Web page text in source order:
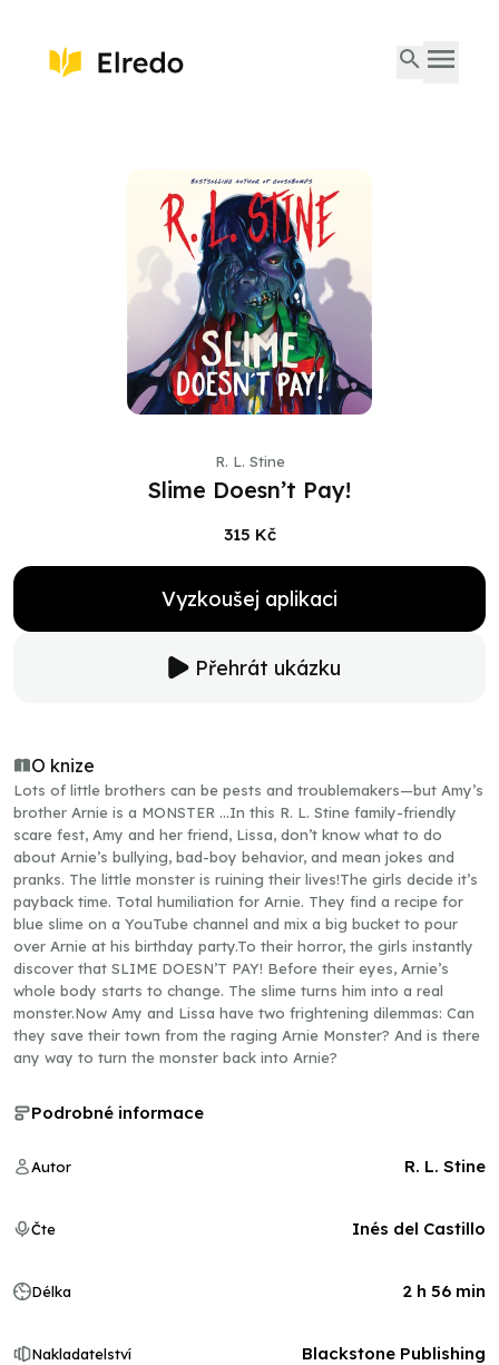
R. L. Stine
Slime Doesn’t Pay!
315 Kč
Vyzkoušej aplikaci
Přehrát ukázku
O knize
Lots of little brothers can be pests and troublemakers—but Amy’s
brother Arnie is a MONSTER …In this R. L. Stine family-friendly
scare fest, Amy and her friend, Lissa, don’t know what to do
about Arnie’s bullying, bad-boy behavior, and mean jokes and
pranks. The little monster is ruining their lives!The girls decide it’s
payback time. Total humiliation for Arnie. They find a recipe for
blue slime on a YouTube channel and mix a big bucket to pour
over Arnie at his birthday party.To their horror, the girls instantly
discover that SLIME DOESN’T PAY! Before their eyes, Arnie’s
whole body starts to change. The slime turns him into a real
monster.Now Amy and Lissa have two frightening dilemmas: Can
they save their town from the raging Arnie Monster? And is there
any way to turn the monster back into Arnie?
Podrobné informace
Autor R. L. Stine
Čte Inés del Castillo
Délka 2 h 56 min
Nakladatelství Blackstone Publishing